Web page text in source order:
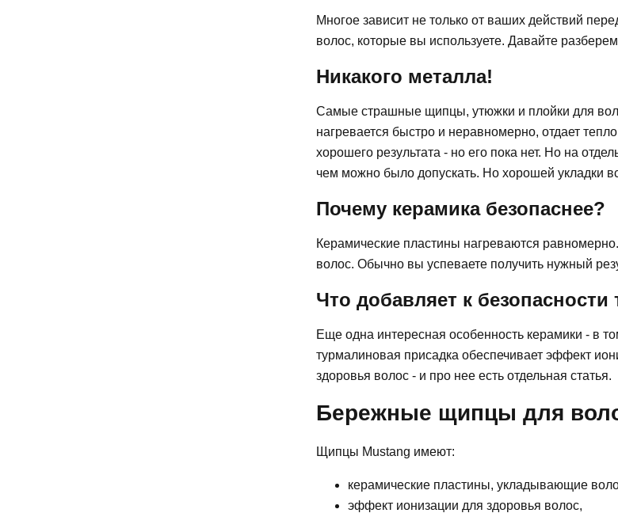
Многое зависит не только от ваших действий
волос, которые вы используете. Давайте
Никакого металла!
Самые страшные щипцы, утюжки и плойки для
нагревается быстро и неравномерно, отдает
хорошего результата - но его пока нет. Но на
чем можно было допускать. Но хорошей укладки
Почему керамика безопаснее?
Керамические пластины нагреваются
волос. Обычно вы успеваете получить нужный
Что добавляет к
Еще одна интересная особенность керамики - в
турмалиновая присадка обеспечивает эффект
здоровья волос - и про нее есть отдельная статья.
Бережные щипцы для
Щипцы Mustang имеют:
керамические пластины, укладывающие
эффект ионизации для здоровья волос,